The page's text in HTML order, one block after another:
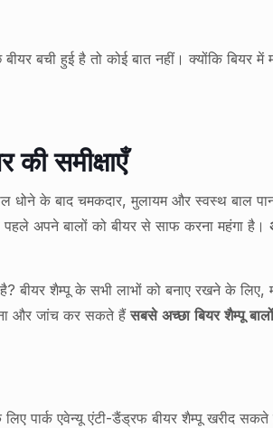
बची हुई है तो कोई बात नहीं। क्‍योंकि
समीक्षाएँ
धोने के बाद चमकदार, मुलायम और स्वस्थ बाल
अपने बालों को बीयर से साफ करना महंगा है।
बीयर शैम्पू के सभी लाभों को बनाए रखने के
और जांच कर सकते हैंसबसे अच्छा बियर शैम्पू
पार्क एवेन्यू एंटी-डैंड्रफ बीयर शैम्पू खरीद